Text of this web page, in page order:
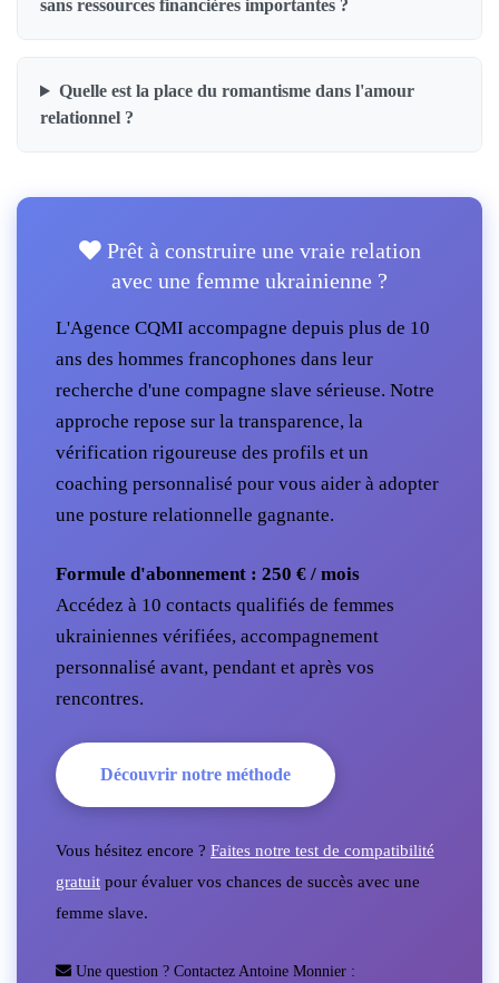
sans ressources financières importantes ?
Quelle est la place du romantisme dans l'amour
relationnel ?
Prêt à construire une vraie relation
avec une femme ukrainienne ?
L'Agence CQMI accompagne depuis plus de 10
ans des hommes francophones dans leur
recherche d'une compagne slave sérieuse. Notre
approche repose sur la transparence, la
vérification rigoureuse des profils et un
coaching personnalisé pour vous aider à adopter
une posture relationnelle gagnante.
Formule d'abonnement : 250 € / mois
Accédez à 10 contacts qualifiés de femmes
ukrainiennes vérifiées, accompagnement
personnalisé avant, pendant et après vos
rencontres.
Découvrir notre méthode
Vous hésitez encore ? Faites notre test de compatibilité
gratuit pour évaluer vos chances de succès avec une
femme slave.
Une question ? Contactez Antoine Monnier :